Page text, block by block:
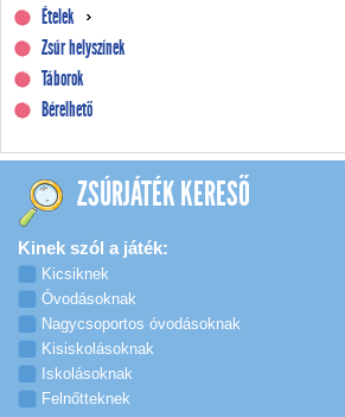
Ételek
Zsúr helyszínek
Táborok
Bérelhető
ZSÚRJÁTÉK KERESŐ
Kinek szól a játék:
Kicsiknek
Óvodásoknak
Nagycsoportos óvodásoknak
Kisiskolásoknak
Iskolásoknak
Felnőtteknek